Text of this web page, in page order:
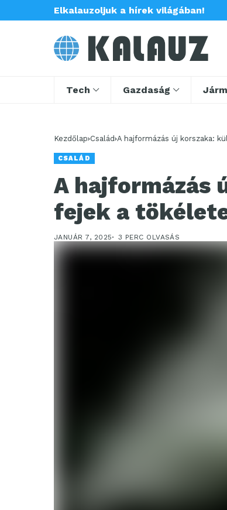
Elkalauzoljuk a hírek világában!
Tech Gazdaság
Kezdőlap Család A hajformázás új korszaka:
CSALÁD
A hajformázás
fejek a
JANUÁR 7, 2025 3 PERC OLVASÁS